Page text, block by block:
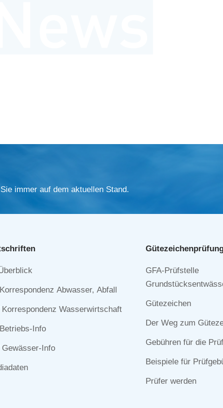
immer auf dem aktuellen Stand.
Abwasser, Abfall
Korrespondenz Wasserwirtschaft
Info
Gewässer-Info
Navigation
überspringen
GFA-Prüfstelle
Gütezeichen
Der Weg zum
Gebühren für die
Beispiele für
Prüfer werden